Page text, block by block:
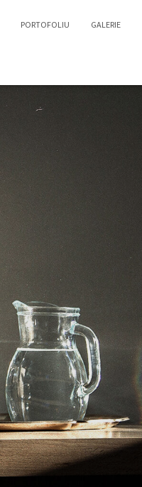
PORTOFOLIU GALERIE